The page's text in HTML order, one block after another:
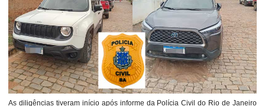
As diligências tiveram início após informe da Polícia Civil do Rio de Janeiro